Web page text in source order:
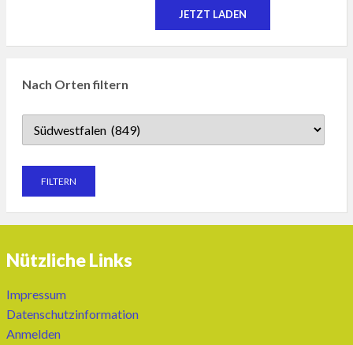
JETZT LADEN
Nach Orten filtern
Nützliche Links
Impressum
Datenschutzinformation
Anmelden